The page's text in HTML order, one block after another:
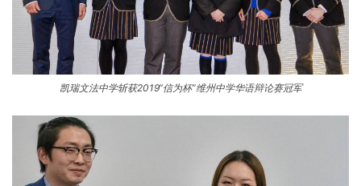
凯瑞文法中学斩获2019“信为杯”维州中学华语辩论赛冠军